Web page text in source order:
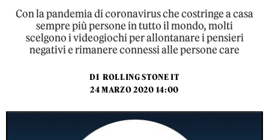
Con la pandemia di coronavirus che costringe a casa
sempre più persone in tutto il mondo, molti
scelgono i videogiochi per allontanare i pensieri
negativi e rimanere connessi alle persone care
DI ROLLING STONE IT
24 MARZO 2020 14:00